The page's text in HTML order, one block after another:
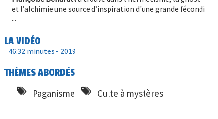
et l’alchimie une source d’inspiration d'une grande fécondi
...
LA VIDÉO
46:32 minutes - 2019
THÈMES ABORDÉS
Paganisme Culte à mystères